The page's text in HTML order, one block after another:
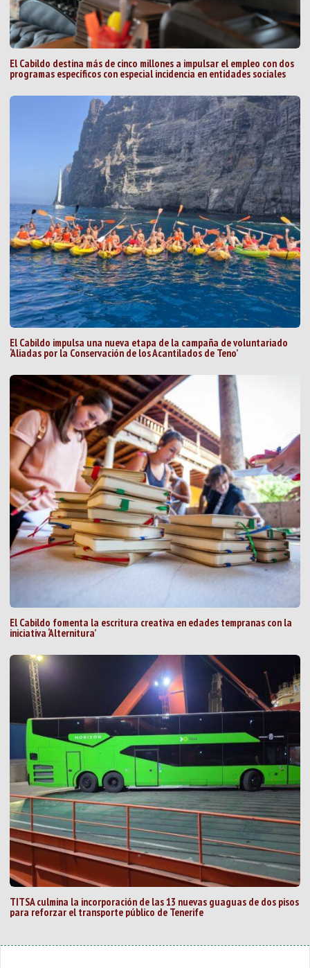
El Cabildo destina más de cinco millones a impulsar el empleo con dos
programas específicos con especial incidencia en entidades sociales
El Cabildo impulsa una nueva etapa de la campaña de voluntariado
‘Aliadas por la Conservación de los Acantilados de Teno’
El Cabildo fomenta la escritura creativa en edades tempranas con la
iniciativa ‘Alternitura’
TITSA culmina la incorporación de las 13 nuevas guaguas de dos pisos
para reforzar el transporte público de Tenerife